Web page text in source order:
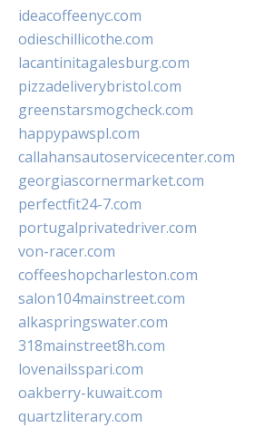
ideacoffeenyc.com
odieschillicothe.com
lacantinitagalesburg.com
pizzadeliverybristol.com
greenstarsmogcheck.com
happypawspl.com
callahansautoservicecenter.com
georgiascornermarket.com
perfectfit24-7.com
portugalprivatedriver.com
von-racer.com
coffeeshopcharleston.com
salon104mainstreet.com
alkaspringswater.com
318mainstreet8h.com
lovenailsspari.com
oakberry-kuwait.com
quartzliterary.com